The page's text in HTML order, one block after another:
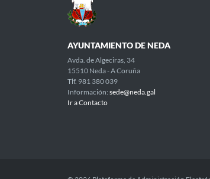
AYUNTAMIENTO DE NEDA
Avda. de Algeciras, 34
15510 Neda - A Coruña
Tlf. 981 380 039
Información: sede@neda.gal
Ir a Contacto